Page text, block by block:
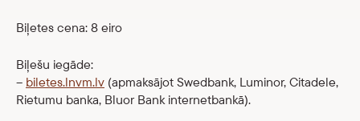
Biļetes cena: 8 eiro
Biļešu iegāde:
– biletes.lnvm.lv (apmaksājot Swedbank, Luminor, Citadele,
Rietumu banka, Bluor Bank internetbankā).